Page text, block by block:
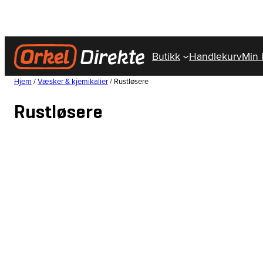
innhold
Butikk HandlekurvMin
Hjem /Væsker & kjemikalier/ Rustløsere
Rustløsere